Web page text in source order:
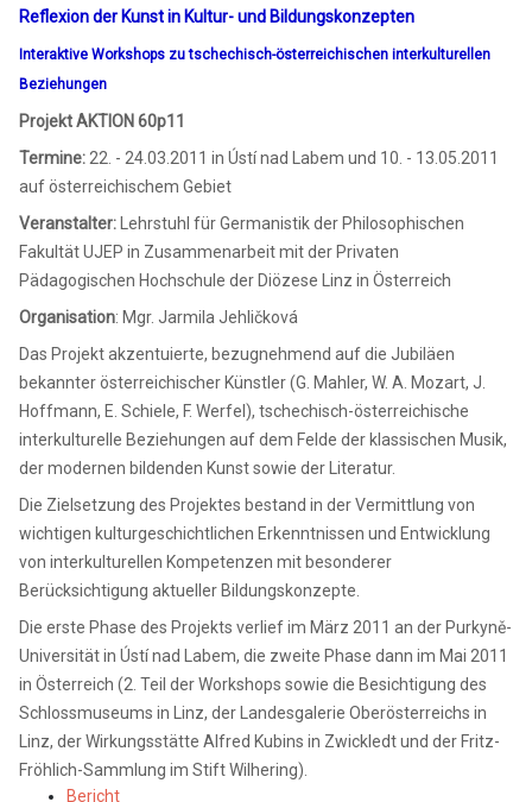
Reflexion der Kunst in Kultur- und Bildungskonzepten
Interaktive Workshops zu tschechisch-österreichischen interkulturellen
Beziehungen
Projekt AKTION 60p11
Termine: 22. - 24.03.2011 in Ústí nad Labem und 10. - 13.05.2011
auf österreichischem Gebiet
Veranstalter: Lehrstuhl für Germanistik der Philosophischen
Fakultät UJEP in Zusammenarbeit mit der Privaten
Pädagogischen Hochschule der Diözese Linz in Österreich
Organisation: Mgr. Jarmila Jehličková
Das Projekt akzentuierte, bezugnehmend auf die Jubiläen
bekannter österreichischer Künstler (G. Mahler, W. A. Mozart, J.
Hoffmann, E. Schiele, F. Werfel), tschechisch-österreichische
interkulturelle Beziehungen auf dem Felde der klassischen Musik,
der modernen bildenden Kunst sowie der Literatur.
Die Zielsetzung des Projektes bestand in der Vermittlung von
wichtigen kulturgeschichtlichen Erkenntnissen und Entwicklung
von interkulturellen Kompetenzen mit besonderer
Berücksichtigung aktueller Bildungskonzepte.
Die erste Phase des Projekts verlief im März 2011 an der Purkyně-
Universität in Ústí nad Labem, die zweite Phase dann im Mai 2011
in Österreich (2. Teil der Workshops sowie die Besichtigung des
Schlossmuseums in Linz, der Landesgalerie Oberösterreichs in
Linz, der Wirkungsstätte Alfred Kubins in Zwickledt und der Fritz-
Fröhlich-Sammlung im Stift Wilhering).
Bericht